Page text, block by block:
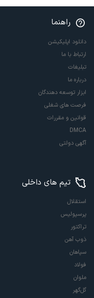
راهنما
دانلود اپلیکیشن
ارتباط با ما
تبلیغات
درباره ما
ابزار توسعه دهندگان
فرصت های شغلی
قوانین و مقررات
DMCA
آگهی دولتی
تیم های داخلی
استقلال
پرسپولیس
تراکتور
ذوب آهن
سپاهان
فولاد
ملوان
گل‌گهر